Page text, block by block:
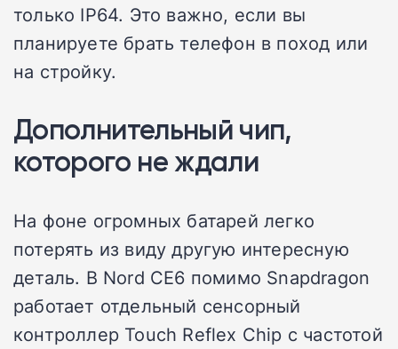
только IP64. Это важно, если вы
планируете брать телефон в поход или
на стройку.
Дополнительный чип,
которого не ждали
На фоне огромных батарей легко
потерять из виду другую интересную
деталь. В Nord CE6 помимо Snapdragon
работает отдельный сенсорный
контроллер Touch Reflex Chip с частотой